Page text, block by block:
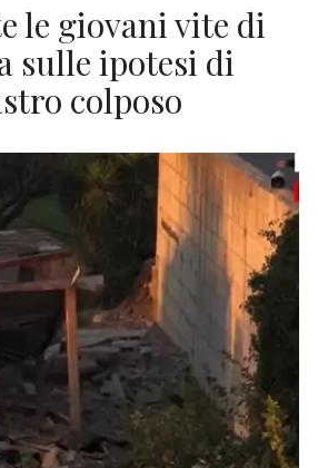
le giovani vite di
sulle ipotesi di
colposo